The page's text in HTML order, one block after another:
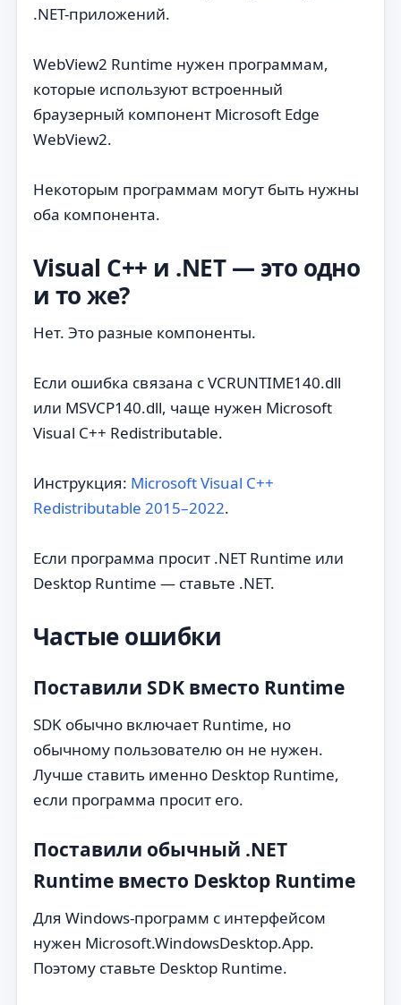
.NET-приложений.
WebView2 Runtime нужен программам,
которые используют встроенный
браузерный компонент Microsoft Edge
WebView2.
Некоторым программам могут быть нужны
оба компонента.
Visual C++ и .NET — это одно
и то же?
Нет. Это разные компоненты.
Если ошибка связана с VCRUNTIME140.dll
или MSVCP140.dll, чаще нужен Microsoft
Visual C++ Redistributable.
Инструкция: Microsoft Visual C++
Redistributable 2015–2022.
Если программа просит .NET Runtime или
Desktop Runtime — ставьте .NET.
Частые ошибки
Поставили SDK вместо Runtime
SDK обычно включает Runtime, но
обычному пользователю он не нужен.
Лучше ставить именно Desktop Runtime,
если программа просит его.
Поставили обычный .NET
Runtime вместо Desktop Runtime
Для Windows-программ с интерфейсом
нужен Microsoft.WindowsDesktop.App.
Поэтому ставьте Desktop Runtime.